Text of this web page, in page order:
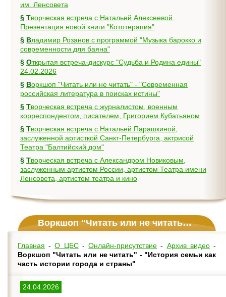
им. Ленсовета
§ Творческая встреча с Натальей Алексеевой.
Презентация новой книги "Кототерапия"
§ Владимир Розанов с программой "Музыка барокко и
современности для баяна"
§ Открытая встреча-дискурс "Судьба и Родина едины"
24.02.2026
§ Воркшоп "Читать или не читать" - "Современная
российская литература в поисках истины"
§ Творческая встреча с журналистом, военным
корреспондентом, писателем, Григорием Кубатьяном
§ Творческая встреча с Натальей Парашкиной,
заслуженной артисткой Санкт-Петербурга, актрисой
Театра "Балтийский дом"
§ Творческая встреча с Александром Новиковым,
заслуженным артистом России, артистом Театра имени
Ленсовета, артистом театра и кино
Воркшоп "Читать или не читать" - "История семьи как часть истории города и страны"
Главная -О ЦБС-Онлайн-присутствие - Архив видео-
Воркшоп "Читать или не читать" - "История семьи как
часть истории города и страны"
24.04.2026